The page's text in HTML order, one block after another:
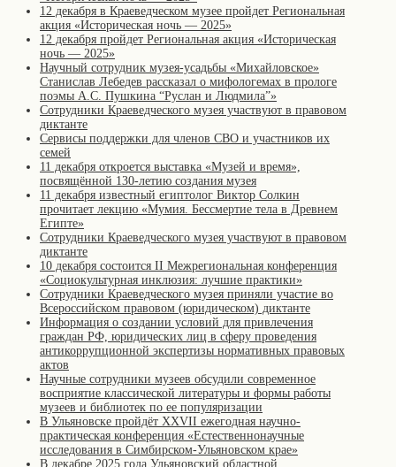
12 декабря в Краеведческом музее пройдет Региональная
акция «Историческая ночь — 2025»
12 декабря пройдет Региональная акция «Историческая
ночь — 2025»
Научный сотрудник музея-усадьбы «Михайловское»
Станислав Лебедев рассказал о мифологемах в прологе
поэмы А.С. Пушкина “Руслан и Людмила”»
Сотрудники Краеведческого музея участвуют в правовом
диктанте
Сервисы поддержки для членов СВО и участников их
семей
11 декабря откроется выставка «Музей и время»,
посвящённой 130-летию создания музея
11 декабря известный египтолог Виктор Солкин
прочитает лекцию «Мумия. Бессмертие тела в Древнем
Египте»
Сотрудники Краеведческого музея участвуют в правовом
диктанте
10 декабря состоится II Межрегиональная конференция
«Cоциокультурная инклюзия: лучшие практики»
Сотрудники Краеведческого музея приняли участие во
Всероссийском правовом (юридическом) диктанте
Информация о создании условий для привлечения
граждан РФ, юридических лиц в сферу проведения
антикоррупционной экспертизы нормативных правовых
актов
Научные сотрудники музеев обсудили современное
восприятие классической литературы и формы работы
музеев и библиотек по ее популяризации
В Ульяновске пройдёт XXVII ежегодная научно-
практическая конференция «Естественнонаучные
исследования в Симбирском-Ульяновском крае»
В декабре 2025 года Ульяновский областной